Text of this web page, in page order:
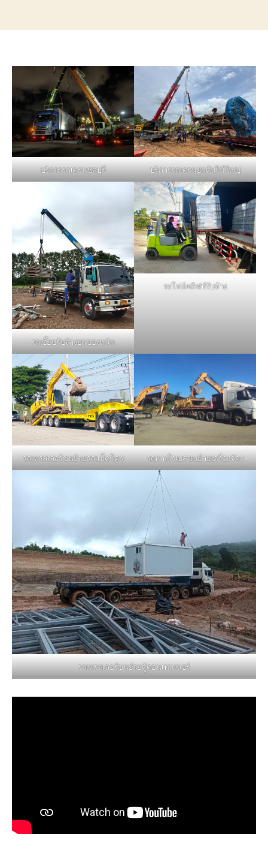
บริการรถเครนชลบุรี บริการรถเครนยกต้นไม้ใหญ่
รถเฮี๊ยบรับจ้างยกของหนัก
รถโฟล์คลิฟท์รับจ้าง
รถเทรลเลอร์ขนย้ายรถแม็คโคร รถหางโรเบสขนย้ายเครื่องจักร
รถเทรลเลอร์ขนย้ายตู้คอนเทนเนอร์